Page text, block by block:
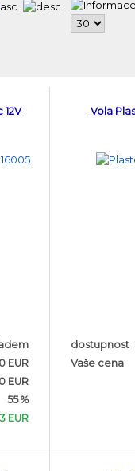
EUR
EUR
55 %
EUR
Vola
dostupnost
Vaše cena